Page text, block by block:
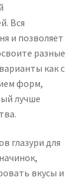
Вся
и позволяет
разные
как с
форм,
лучше
глазури для
вкусы и